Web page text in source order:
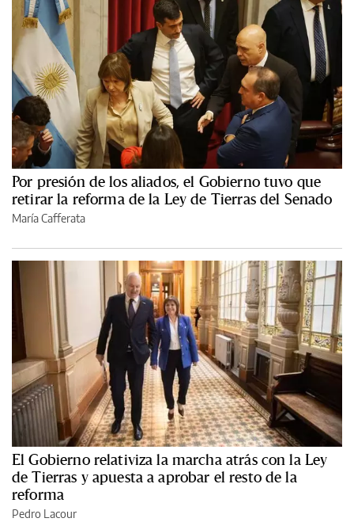
Por presión de los aliados, el Gobierno tuvo que
retirar la reforma de la Ley de Tierras del Senado
María Cafferata
El Gobierno relativiza la marcha atrás con la Ley
de Tierras y apuesta a aprobar el resto de la
reforma
Pedro Lacour